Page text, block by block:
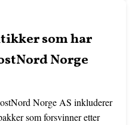
som har
Norge
Norge AS inkluderer
som forsvinner etter